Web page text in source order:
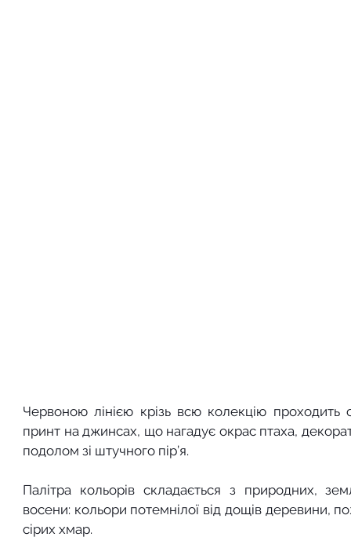
Червоною лінією крізь всю колекцію
принт на джинсах, що нагадує окрас птаха,
подолом зі штучного пір’я.
Палітра кольорів складається з природних,
восени: кольори потемнілої від дощів деревини,
сірих хмар.